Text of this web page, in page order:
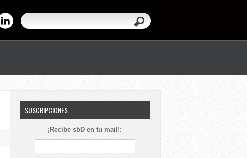
SUSCRIPCIONES
¡Recibe sbD en tu mail!: